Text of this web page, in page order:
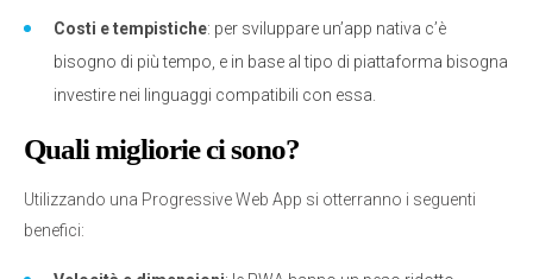
Costi e tempistiche: per sviluppare un’app nativa c’è
bisogno di più tempo, e in base al tipo di piattaforma bisogna
investire nei linguaggi compatibili con essa.
Quali migliorie ci sono?
Utilizzando una Progressive Web App si otterranno i seguenti
benefici: